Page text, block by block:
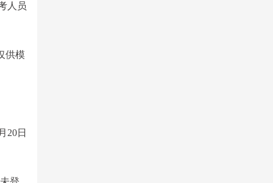
人员
供模
20日